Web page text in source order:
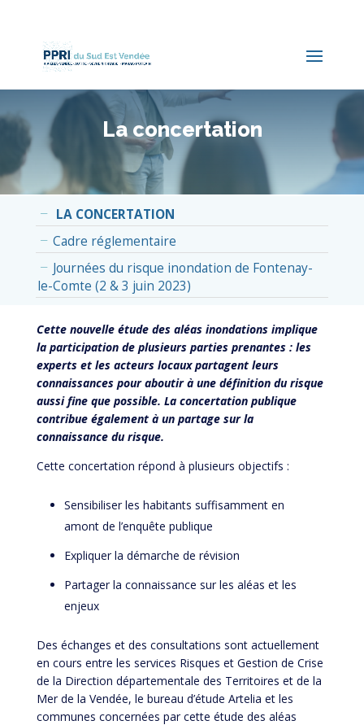
La concertation
LA CONCERTATION
Cadre réglementaire
Journées du risque inondation de Fontenay-
le-Comte (2 & 3 juin 2023)
Cette nouvelle étude des aléas inondations implique
la participation de plusieurs parties prenantes : les
experts et les acteurs locaux partagent leurs
connaissances pour aboutir à une définition du risque
aussi fine que possible. La concertation publique
contribue également à un partage sur la
connaissance du risque.
Cette concertation répond à plusieurs objectifs :
Sensibiliser les habitants suffisamment en
amont de l’enquête publique
Expliquer la démarche de révision
Partager la connaissance sur les aléas et les
enjeux
Des échanges et des consultations sont actuellement
en cours entre les services Risques et Gestion de Crise
de la Direction départementale des Territoires et de la
Mer de la Vendée, le bureau d’étude Artelia et les
communes concernées par cette étude des aléas